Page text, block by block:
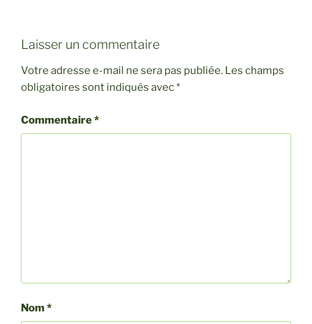
Laisser un commentaire
Votre adresse e-mail ne sera pas publiée. Les champs
obligatoires sont indiqués avec*
Commentaire*
Nom*